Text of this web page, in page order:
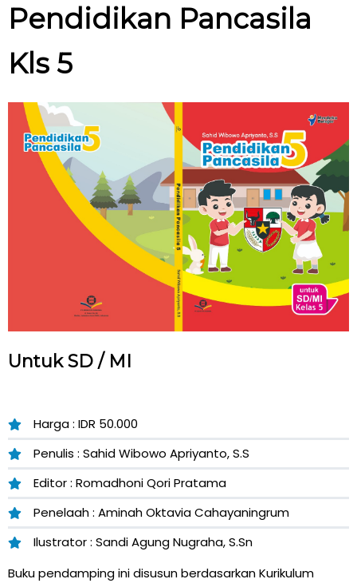
Pendidikan Pancasila
Kls 5
Untuk SD / MI
Harga : IDR 50.000
Penulis : Sahid Wibowo Apriyanto, S.S
Editor : Romadhoni Qori Pratama
Penelaah : Aminah Oktavia Cahayaningrum
Ilustrator : Sandi Agung Nugraha, S.Sn
Buku pendamping ini disusun berdasarkan Kurikulum